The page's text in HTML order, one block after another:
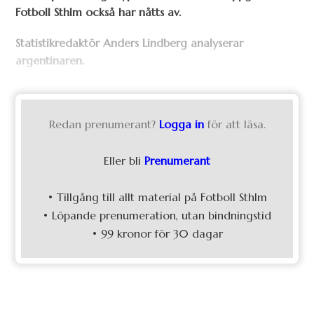
Fotboll Sthlm också har nåtts av.
Statistikredaktör Anders Lindberg analyserar
argentinaren.
Redan prenumerant? Logga in för att läsa.
Eller bli Prenumerant
• Tillgång till allt material på Fotboll Sthlm
• Löpande prenumeration, utan bindningstid
• 99 kronor för 30 dagar